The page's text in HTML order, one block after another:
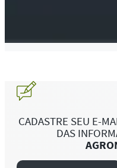
CADASTRE SEU E-
DAS